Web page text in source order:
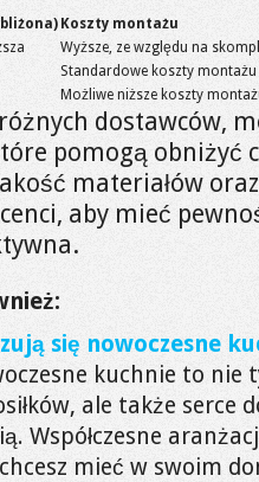
Koszty montażu
Wyższe, ze względu na
Standardowe koszty montażu
Możliwe niższe koszty
dostawców,
pomogą obniżyć
materiałów
aby mieć
się nowoczesne
kuchnie to nie
ale także serce
Współczesne
chcesz mieć w swoim